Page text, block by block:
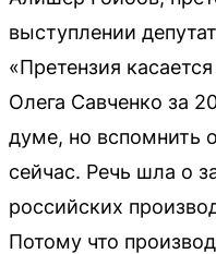
выступлении
«Претензия
Олега Савченко за
думе, но вспомнить
сейчас. Речь шла о
российских
Потому что